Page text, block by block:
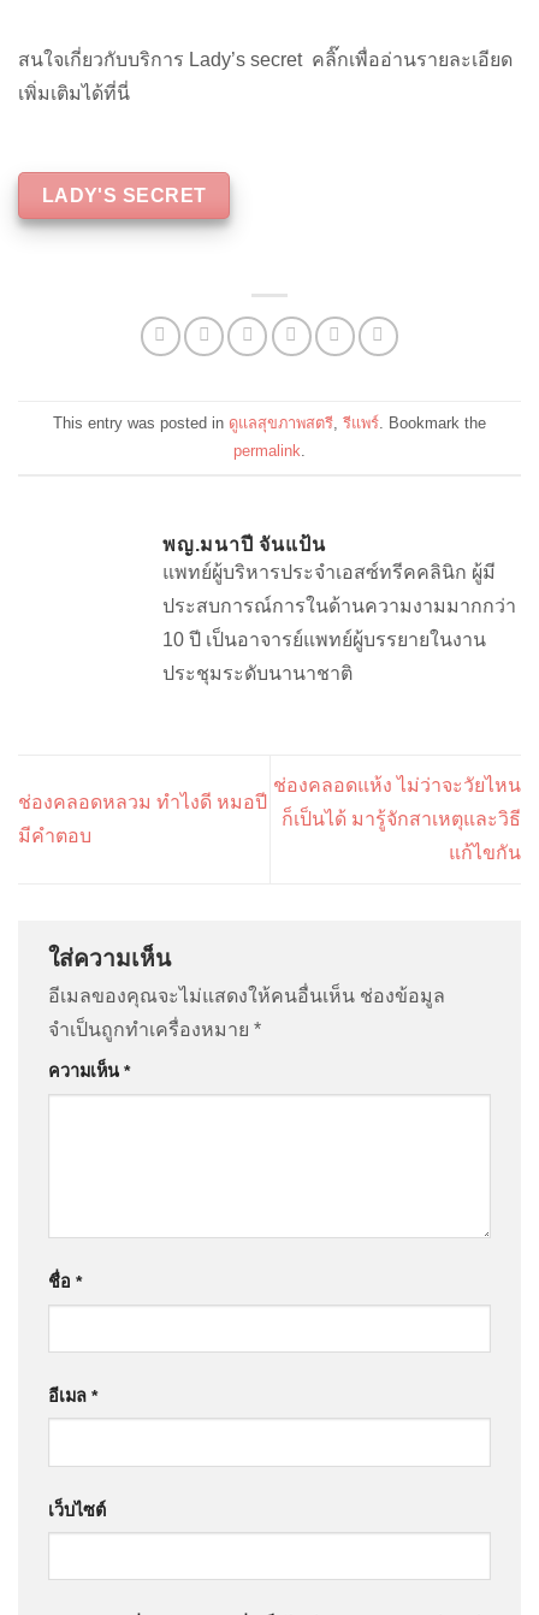
สนใจเกี่ยวกับบริการ Lady’s secret คลิ๊กเพื่ออ่านรายละเอียด
เพิ่มเติมได้ที่นี่
LADY'S SECRET
This entry was posted in ดูแลสุขภาพสตรี, รีแพร์. Bookmark the
permalink.
พญ.มนาปี จันแป้น
แพทย์ผู้บริหารประจำเอสซ์ทรีคคลินิก ผู้มี
ประสบการณ์การในด้านความงามมากกว่า
10 ปี เป็นอาจารย์แพทย์ผู้บรรยายในงาน
ประชุมระดับนานาชาติ
ช่องคลอดหลวม ทำไงดี หมอปี
มีคำตอบ
ช่องคลอดแห้ง ไม่ว่าจะวัยไหน
ก็เป็นได้ มารู้จักสาเหตุและวิธี
แก้ไขกัน
ใส่ความเห็น
อีเมลของคุณจะไม่แสดงให้คนอื่นเห็น ช่องข้อมูล
จำเป็นถูกทำเครื่องหมาย *
ความเห็น *
ชื่อ *
อีเมล *
เว็บไซต์